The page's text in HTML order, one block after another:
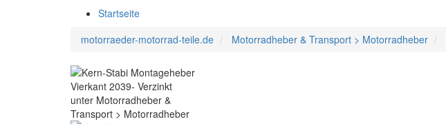
Startseite
motorraeder-motorrad-teile.de
Motorradheber & Transport > Motorradheber